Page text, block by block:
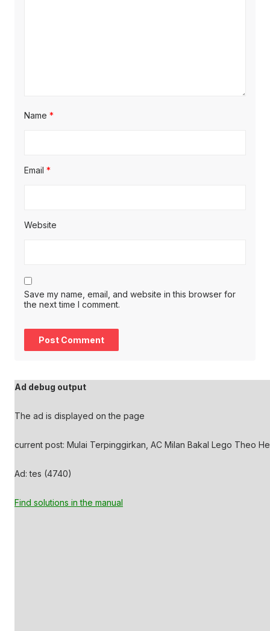
Name *
Email *
Website
Save my name, email, and website in this browser for
the next time I comment.
Ad debug output
The ad is displayed on the page
current post: Mulai Terpinggirkan, AC Milan Bakal Lego Theo
Ad: tes (4740)
Find solutions in the manual